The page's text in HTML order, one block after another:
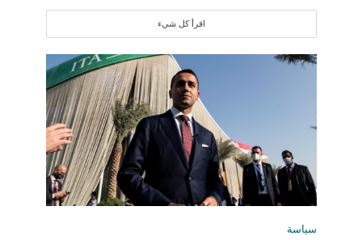
اقرأ كل شيء
سياسة